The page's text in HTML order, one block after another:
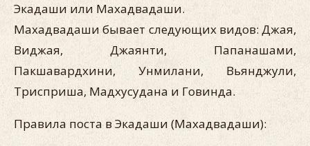
Экадаши или Махадвадаши.
Махадвадаши бывает следующих видов: Джая,
Виджая, Джаянти, Папанашами,
Пакшавардхини, Унмилани, Вьянджули,
Трисприша, Мадхусудана и Говинда.
Правила поста в Экадаши (Махадвадаши):